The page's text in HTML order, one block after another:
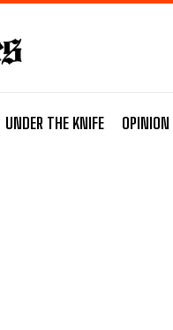
UNDER THE KNIFE OPINION